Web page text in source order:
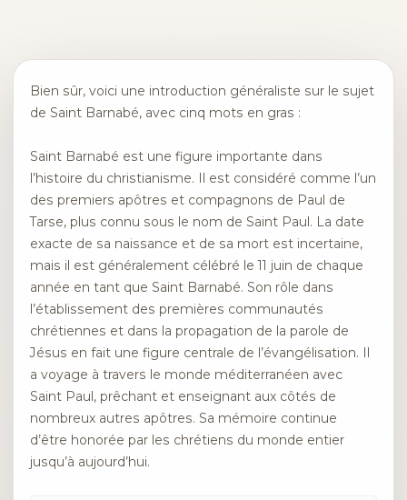
Bien sûr, voici une introduction généraliste sur le sujet
de Saint Barnabé, avec cinq mots en gras :
Saint Barnabé est une figure importante dans
l’histoire du christianisme. Il est considéré comme l’un
des premiers apôtres et compagnons de Paul de
Tarse, plus connu sous le nom de Saint Paul. La date
exacte de sa naissance et de sa mort est incertaine,
mais il est généralement célébré le 11 juin de chaque
année en tant que Saint Barnabé. Son rôle dans
l’établissement des premières communautés
chrétiennes et dans la propagation de la parole de
Jésus en fait une figure centrale de l’évangélisation. Il
a voyage à travers le monde méditerranéen avec
Saint Paul, prêchant et enseignant aux côtés de
nombreux autres apôtres. Sa mémoire continue
d’être honorée par les chrétiens du monde entier
jusqu’à aujourd’hui.